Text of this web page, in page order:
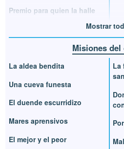
Premio para quien la halle
Mostrar
Misiones del
La aldea bendita
Una cueva funesta
El duende escurridizo
Mares aprensivos
El mejor y el peor
La